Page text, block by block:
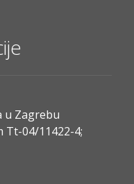
u Zagrebu
Tt-04/11422-4;